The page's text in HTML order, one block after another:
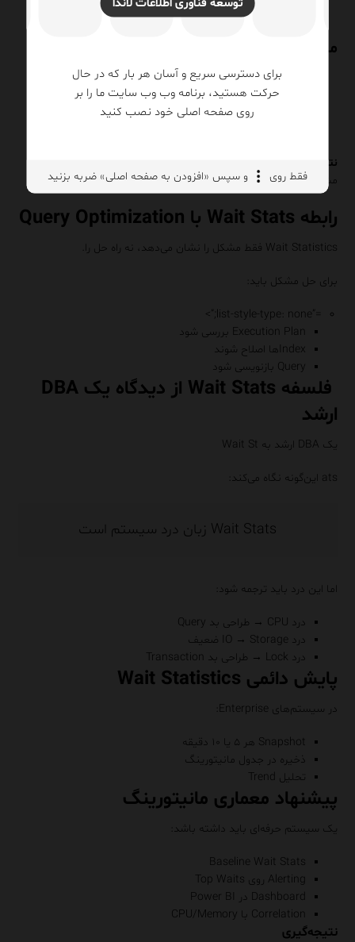
برای دسترسی سریع و آسان هر بار که در حال
حرکت هستید، برنامه وب وب سایت ما را بر
روی صفحه اصلی خود نصب کنید
فقط روی و سپس «افزودن به صفحه اصلی» ضربه بزنید
مرحله تحلیل:
بررسی Wait Stats
مشاهده PAGEIOLATCH بالا
نتیجه:
مشکل اصلاً SQL نبود، مشکل Storage بود.
رابطه Wait Stats با Query Optimization
Wait Statistics فقط مشکل را نشان می‌دهد، نه راه حل را.
برای حل مشکل باید:
=”list-style-type: none;”>
Execution Plan بررسی شود
Indexها اصلاح شوند
Query بازنویسی شود
فلسفه Wait Stats از دیدگاه یک DBA
ارشد
یک DBA ارشد به Wait St
ats این‌گونه نگاه می‌کند:
Wait Stats زبان درد سیستم است
اما این درد باید ترجمه شود:
درد CPU → طراحی بد Query
درد IO → Storage ضعیف
درد Lock → طراحی بد Transaction
پایش دائمی Wait Statistics
در سیستم‌های Enterprise:
Snapshot هر ۵ یا ۱۰ دقیقه
ذخیره در جدول مانیتورینگ
تحلیل Trend
پیشنهاد معماری مانیتورینگ
یک سیستم حرفه‌ای باید داشته باشد:
Baseline Wait Stats
Alerting روی Top Waits
Dashboard در Power BI
Correlation با CPU/Memory
نتیجه‌گیری